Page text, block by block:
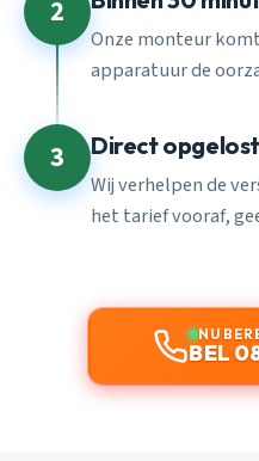
2
Onze monteur
apparatuur de
3 Direct
Wij verhelpen de
het tarief vooraf,
NU
BEL